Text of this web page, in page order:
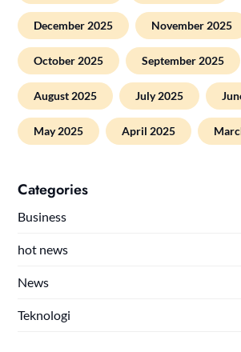
December 2025 November 2025
October 2025 September 2025
August 2025 July 2025
May 2025 April 2025
Categories
Business
hot news
News
Teknologi